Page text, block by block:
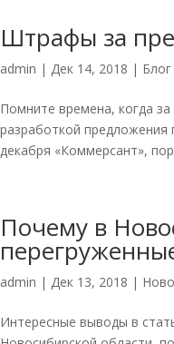
Штрафы за
admin |Дек 14, 2018 |
Помните времена, когда
разработкой
декабря «Коммерсант»,
Почему в
admin |Дек 13, 2018 |
Интересные выводы в